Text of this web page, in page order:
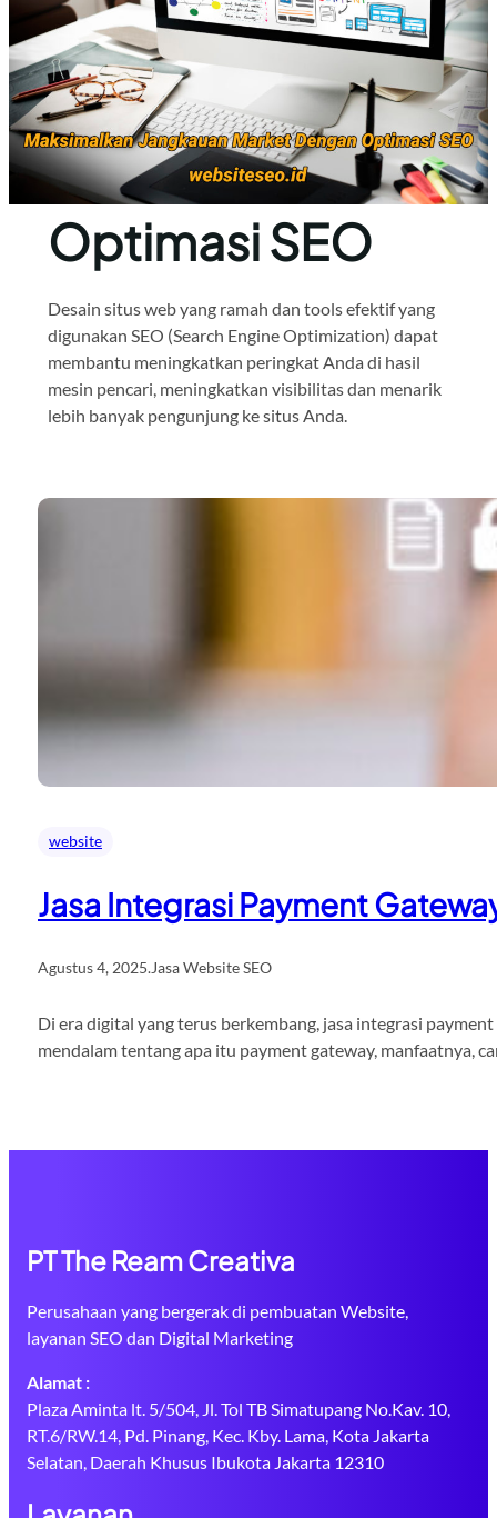
Optimasi SEO
Desain situs web yang ramah dan tools efektif yang
digunakan SEO (Search Engine Optimization) dapat
membantu meningkatkan peringkat Anda di hasil
mesin pencari, meningkatkan visibilitas dan menarik
lebih banyak pengunjung ke situs Anda.
website
Jasa Integrasi Payment
Agustus 4, 2025.Jasa Website SEO
Di era digital yang terus berkembang, jasa integrasi
mendalam tentang apa itu payment gateway, manfaatnya,
PT The Ream Creativa
Perusahaan yang bergerak di pembuatan Website,
layanan SEO dan Digital Marketing
Alamat :
Plaza Aminta lt. 5/504, Jl. Tol TB Simatupang No.Kav. 10,
RT.6/RW.14, Pd. Pinang, Kec. Kby. Lama, Kota Jakarta
Selatan, Daerah Khusus Ibukota Jakarta 12310